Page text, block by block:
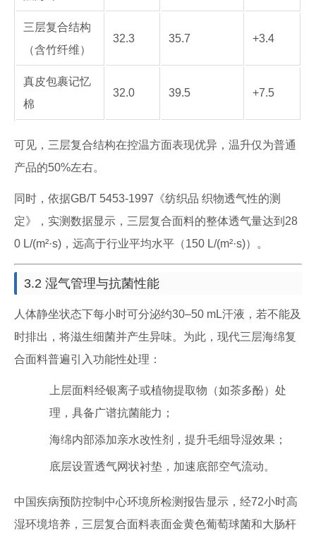
三层复合结构
（含竹纤维）
32.3 35.7 +3.4
真皮包裹记忆
棉
32.0 39.5 +7.5
可见，三层复合结构在控温方面表现优异，温升仅为普通
产品的50%左右。
同时，依据GB/T 5453-1997《纺织品 织物透气性的测
定》，实测数据显示，三层复合面料的整体透气量达到28
0 L/(m²·s)，远高于行业平均水平（150 L/(m²·s)）。
3.2 湿气管理与抗菌性能
人体静坐状态下每小时可分泌约30–50 mL汗液，若不能及
时排出，将滋生细菌并产生异味。为此，现代三层海绵复
合面料普遍引入功能性处理：
上层面料经银离子或植物提取物（如茶多酚）处
理，具备广谱抗菌能力；
海绵内部添加亲水改性剂，提升毛细导湿效果；
底层设置透气网状衬垫，加速底部空气流动。
中国疾病预防控制中心环境所检测报告显示，经72小时高
湿环境培养，三层复合面料表面金黄色葡萄球菌和大肠杆